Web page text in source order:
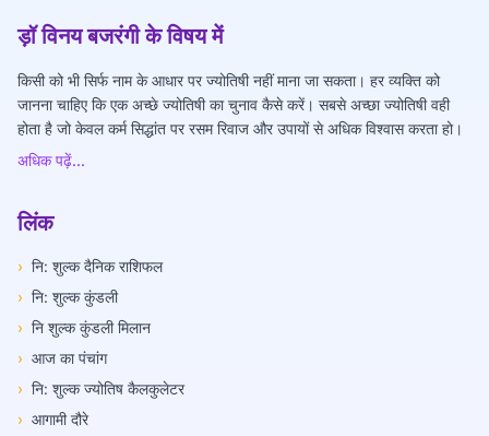
ड़ॉ विनय बजरंगी के विषय में
किसी को भी सिर्फ नाम के आधार पर ज्योतिषी नहीं माना जा सकता। हर व्यक्ति को
जानना चाहिए कि एक अच्छे ज्योतिषी का चुनाव कैसे करें। सबसे अच्छा ज्योतिषी वही
होता है जो केवल कर्म सिद्धांत पर रसम रिवाज और उपायों से अधिक विश्वास करता हो।
अधिक पढ़ें...
लिंक
› नि: शुल्क दैनिक राशिफल
› नि: शुल्क कुंडली
› नि शुल्क कुंडली मिलान
› आज का पंचांग
› नि: शुल्क ज्योतिष कैलकुलेटर
› आगामी दौरे